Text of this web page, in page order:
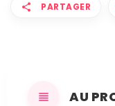
PARTAGER
AU